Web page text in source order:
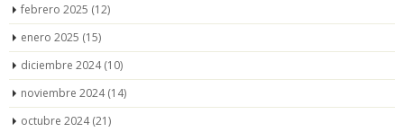
febrero 2025 (12)
enero 2025 (15)
diciembre 2024(10)
noviembre 2024(14)
octubre 2024(21)